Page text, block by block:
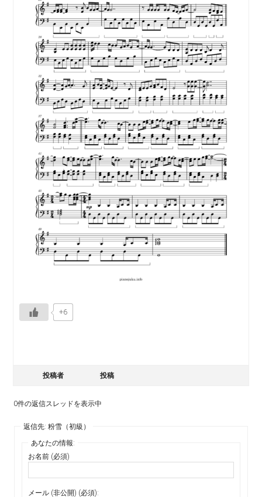
+6
投稿者 投稿
0件の返信スレッドを表示中
返信先: 粉雪（初級）
あなたの情報:
お名前 (必須)
メール (非公開) (必須):